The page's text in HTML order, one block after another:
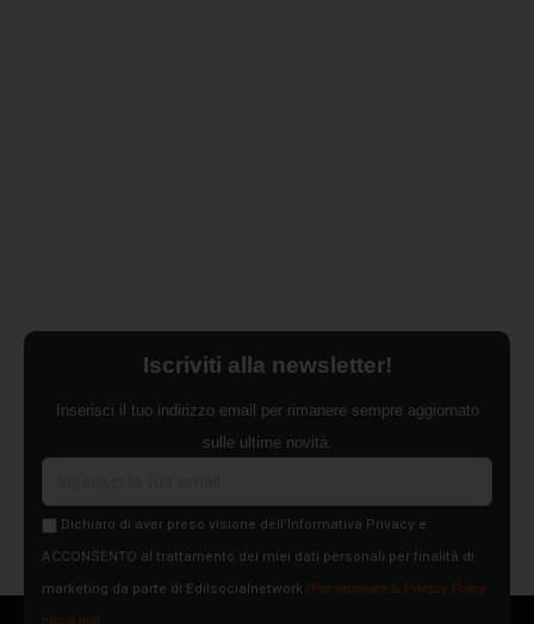
Iscriviti alla newsletter!
Inserisci il tuo indirizzo email per rimanere sempre aggiornato
sulle ultime novità.
Dichiaro di aver preso visione dell'Informativa Privacy e
ACCONSENTO al trattamento dei miei dati personali per finalità di
marketing da parte di Edilsocialnetwork (Per visionare la Privacy Policy
clicca qui).